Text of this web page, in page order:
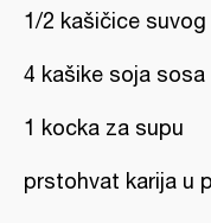
1/2 kašičice
4 kašike soja sosa
1 kocka za supu
prstohvat karija u